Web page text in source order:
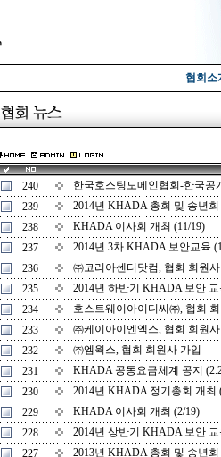
협회소
240
한국호스팅도메인협회-한국공
239
2014년 KHADA 총회 및 송년회
238
KHADA 이사회 개최 (11/19)
237
2014년 3차 KHADA 보안교육
236
㈜코리아센터닷컴, 협회 회원
235
2014년 하반기 KHADA 보안 교
234
호스트웨이아이디씨㈜, 협회
233
㈜케이아이엔엑스, 협회 회원
232
㈜엠웍스, 협회 회원사 가입
231
KHADA 공동요금체계 공지
230
2014년 KHADA 정기총회 개최
229
KHADA 이사회 개최 (2/19)
228
2014년 상반기 KHADA 보안 교
227
2013년 KHADA 총회 및 송년회